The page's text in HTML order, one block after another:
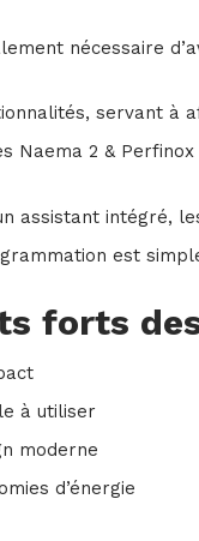
nécessaire
servant à
Naema 2 & Perfinox
assistant intégré,
est
forts
à utiliser
moderne
d’énergie